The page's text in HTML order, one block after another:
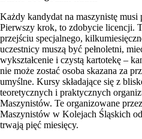
Każdy kandydat na maszynistę musi
Pierwszy krok, to zdobycie licencji.
przejściu specjalnego,
uczestnicy muszą być pełnoletni,
wykształcenie i czystą kartotekę –
nie może zostać osoba skazana za
umyślne. Kursy składające się z
teoretycznych i praktycznych
Maszynistów. Te organizowane
Maszynistów w Kolejach Śląskich
trwają pięć miesięcy.